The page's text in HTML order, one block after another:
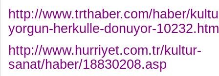
http://www.trthaber.com/haber/
yorgun-herkulle-donuyor-
http://www.hurriyet.com.tr/kultur-
sanat/haber/18830208.asp